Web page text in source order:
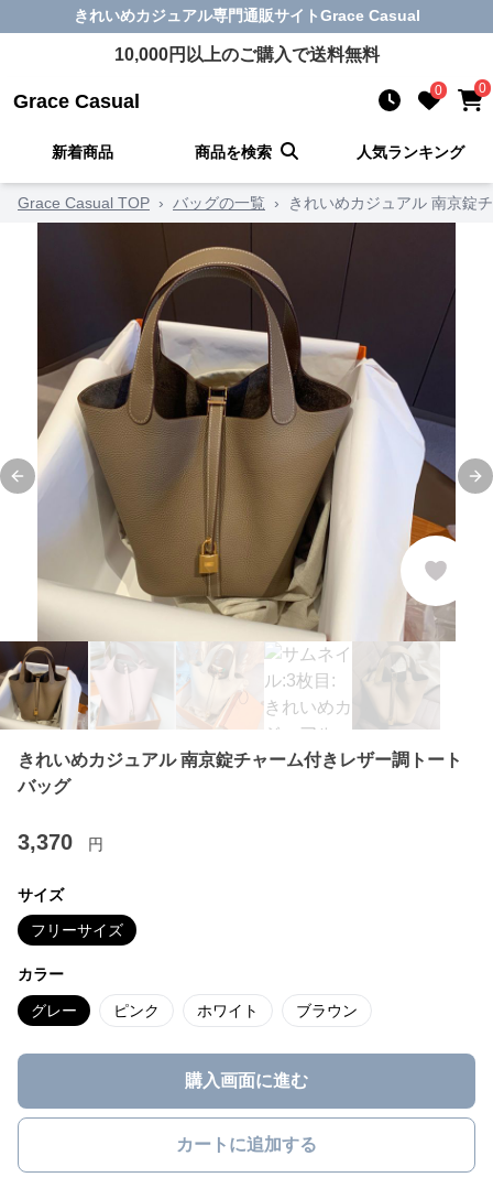
きれいめカジュアル専門通販サイトGrace Casual
10,000円以上のご購入で送料無料
Grace Casual 0 0
新着商品 商品を検索 人気ランキング
Grace Casual TOP › バッグの一覧 › きれいめカジュアル 南京錠
Previous slide
きれいめカジュアル 南京錠チャーム付きレザー調トート
バッグ
3,370 円
サイズ
フリーサイズ
カラー
グレー ピンク ホワイト ブラウン
購入画面に進む
カートに追加する